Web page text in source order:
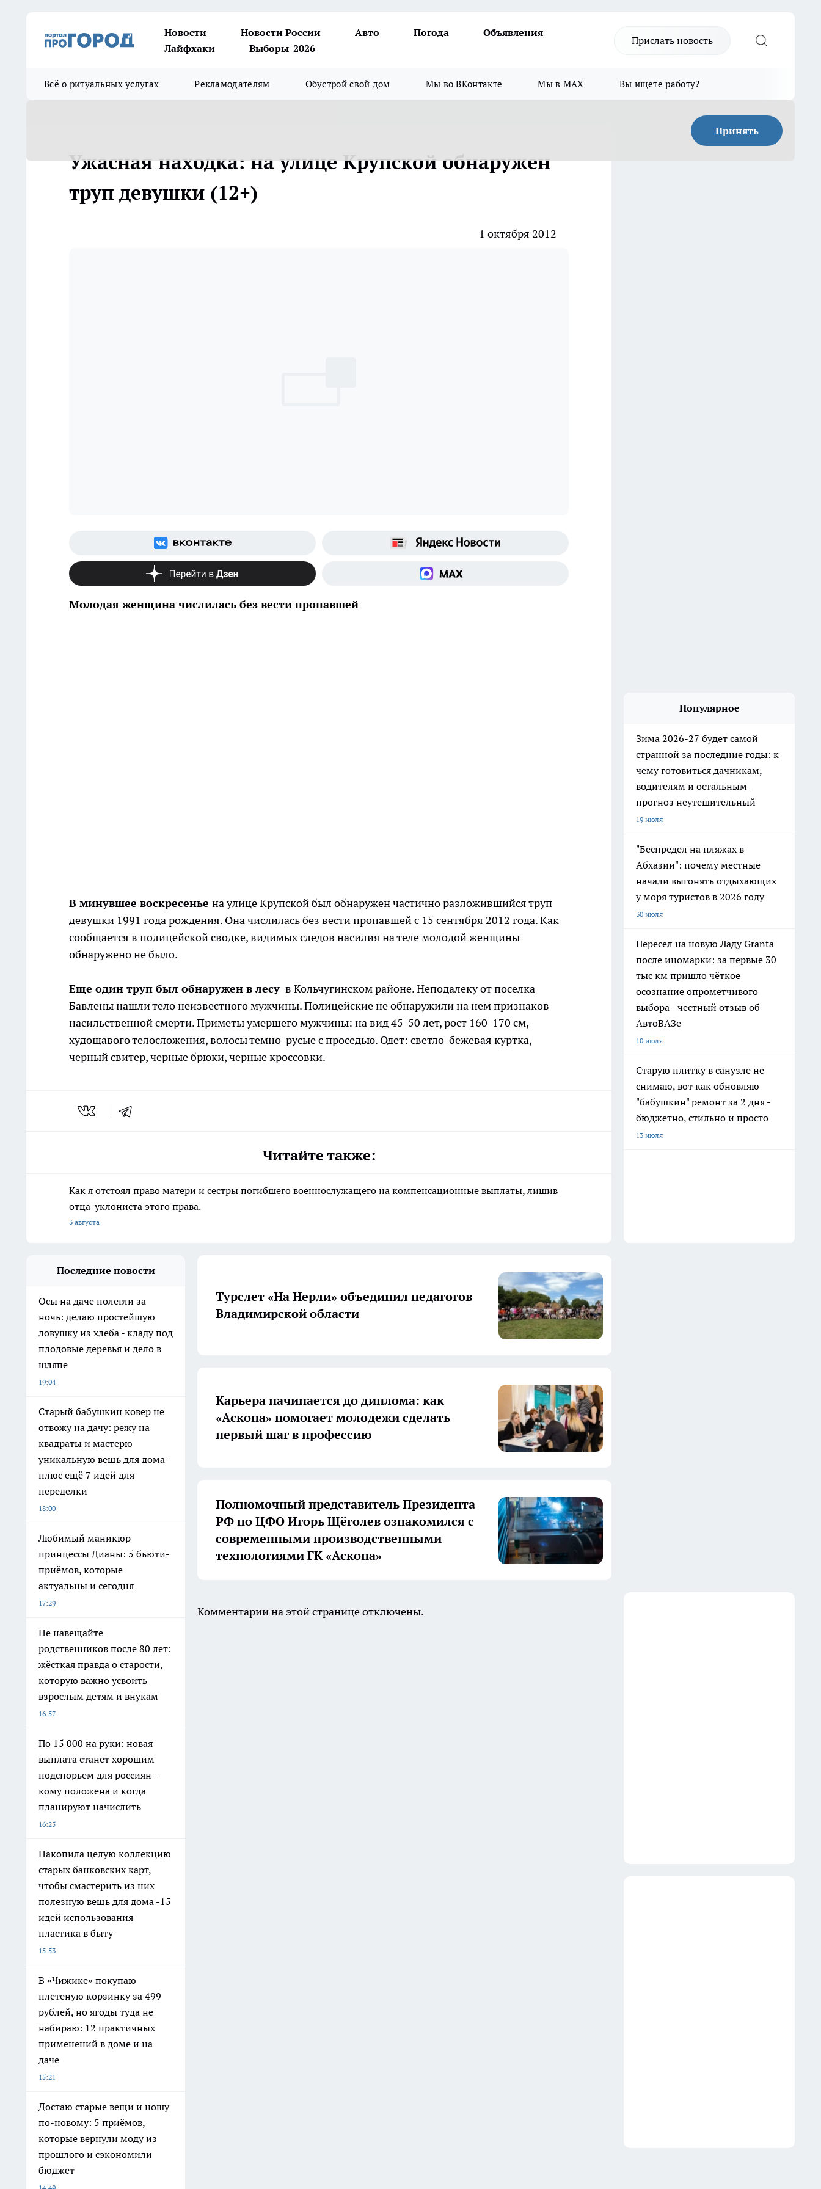
Новости Новости России Авто Погода
Объявления
Лайфхаки
Выборы-2026
Прислать новость
Всё о ритуальных услугах Рекламодателям Обустрой свой дом Мы во ВКонтакте Мы в MAX Вы ищете работу?
Принять
Ужасная находка: на улице Крупской обнаружен
труп девушки (12+)
1 октября 2012
Молодая женщина числилась без вести пропавшей
В минувшее воскресенье на улице Крупской был обнаружен частично разложившийся труп
девушки 1991 года рождения. Она числилась без вести пропавшей с 15 сентября 2012 года. Как
сообщается в полицейской сводке, видимых следов насилия на теле молодой женщины
обнаружено не было.
Еще один труп был обнаружен в лесу в Кольчугинском районе. Неподалеку от поселка
Бавлены нашли тело неизвестного мужчины. Полицейские не обнаружили на нем признаков
насильственной смерти. Приметы умершего мужчины: на вид 45-50 лет, рост 160-170 см,
худощавого телосложения, волосы темно-русые с проседью. Одет: светло-бежевая куртка,
черный свитер, черные брюки, черные кроссовки.
Читайте также:
Как я отстоял право матери и сестры погибшего военнослужащего на компенсационные выплаты, лишив
отца-уклониста этого права.
3 августа
Популярное
Зима 2026-27 будет самой
странной за последние годы: к
чему готовиться дачникам,
водителям и остальным -
прогноз неутешительный
19 июля
"Беспредел на пляжах в
Абхазии": почему местные
начали выгонять отдыхающих
у моря туристов в 2026 году
30 июля
Пересел на новую Ладу Granta
после иномарки: за первые 30
тыс км пришло чёткое
осознание опрометчивого
выбора - честный отзыв об
АвтоВАЗе
10 июля
Старую плитку в санузле не
снимаю, вот как обновляю
"бабушкин" ремонт за 2 дня -
бюджетно, стильно и просто
13 июля
Последние новости
Осы на даче полегли за
ночь: делаю простейшую
ловушку из хлеба - кладу под
плодовые деревья и дело в
шляпе
19:04
Старый бабушкин ковер не
отвожу на дачу: режу на
квадраты и мастерю
уникальную вещь для дома -
плюс ещё 7 идей для
переделки
18:00
Любимый маникюр
принцессы Дианы: 5 бьюти-
приёмов, которые
актуальны и сегодня
17:29
Не навещайте
родственников после 80 лет:
жёсткая правда о старости,
которую важно усвоить
взрослым детям и внукам
16:57
По 15 000 на руки: новая
выплата станет хорошим
подспорьем для россиян -
кому положена и когда
планируют начислить
16:25
Накопила целую коллекцию
старых банковских карт,
чтобы смастерить из них
полезную вещь для дома -15
идей использования
пластика в быту
15:53
В «Чижике» покупаю
плетеную корзинку за 499
рублей, но ягоды туда не
набираю: 12 практичных
применений в доме и на
даче
15:21
Достаю старые вещи и ношу
по-новому: 5 приёмов,
которые вернули моду из
прошлого и сэкономили
бюджет
Турслет «На Нерли» объединил педагогов
Владимирской области
Карьера начинается до диплома: как
«Аскона» помогает молодежи сделать
первый шаг в профессию
Полномочный представитель Президента
РФ по ЦФО Игорь Щёголев ознакомился с
современными производственными
технологиями ГК «Аскона»
Комментарии на этой странице отключены.